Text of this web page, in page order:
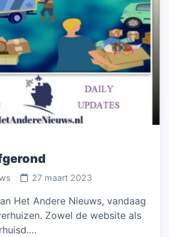
27 maart 2023
Het Andere Nieuws, vandaag
Zowel de website als